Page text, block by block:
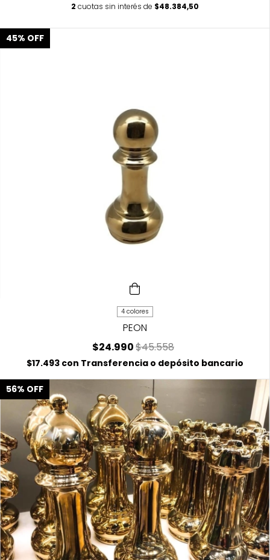
2 cuotas sin interés de $48.384,50
45% OFF
4 colores
PEON
$24.990$45.558
$17.493 con Transferencia o depósito bancario
56% OFF